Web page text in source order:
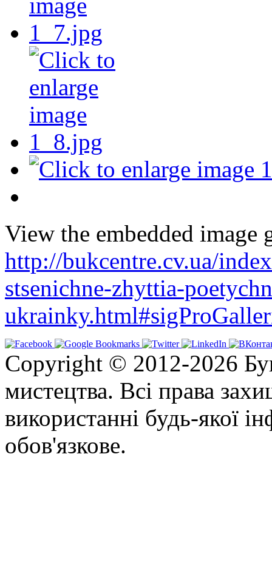
View the embedded image
http://bukcentre.cv.ua/
stsenichne-zhyttia-
Copyright © 2012-2026
мистецтва. Всі права
використанні будь-якої
обов'язкове.